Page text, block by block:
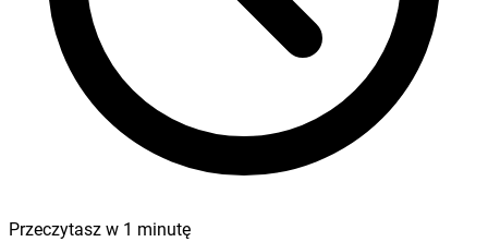
Przeczytasz w 1 minutę